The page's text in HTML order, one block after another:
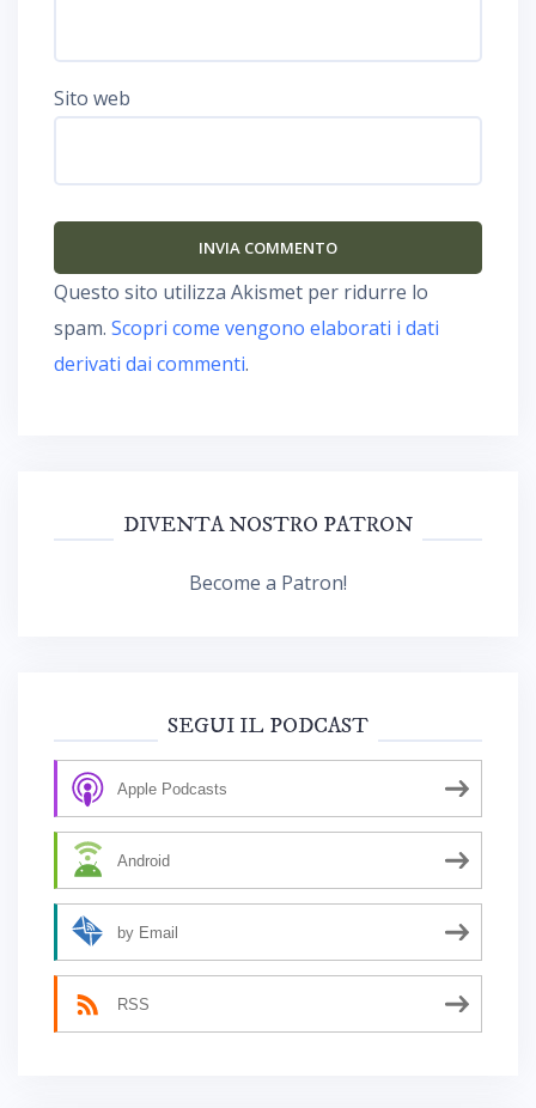
Sito web
Questo sito utilizza Akismet per ridurre lo
spam. Scopri come vengono elaborati i dati
derivati dai commenti.
DIVENTA NOSTRO PATRON
Become a Patron!
SEGUI IL PODCAST
Apple Podcasts
Android
by Email
RSS